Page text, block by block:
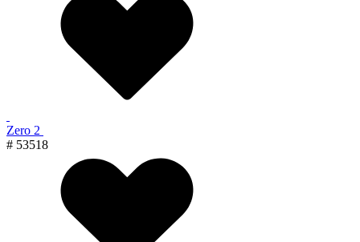
Zero 2
# 53518